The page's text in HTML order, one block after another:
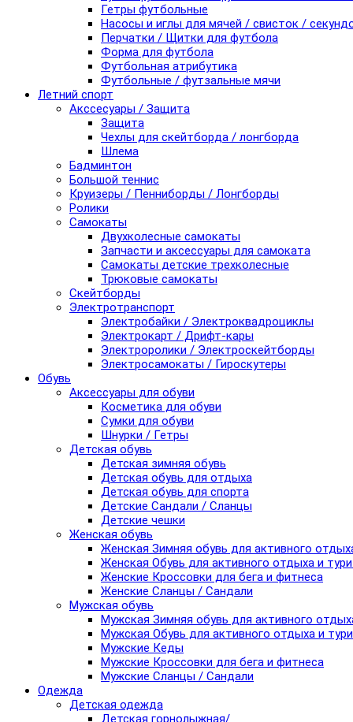
Гетры футбольные
Насосы и иглы для мячей / свисток /
Перчатки / Щитки для футбола
Форма для футбола
Футбольная атрибутика
Футбольные / футзальные мячи
Летний спорт
Акссесуары / Защита
Защита
Чехлы для скейтборда / лонгборда
Шлема
Бадминтон
Большой теннис
Круизеры / Пенниборды / Лонгборды
Ролики
Самокаты
Двухколесные самокаты
Запчасти и аксессуары для самоката
Самокаты детские трехколесные
Трюковые самокаты
Скейтборды
Электротранспорт
Электробайки / Электроквадроциклы
Электрокарт / Дрифт-кары
Электроролики / Электроскейтборды
Электросамокаты / Гироскутеры
Обувь
Аксессуары для обуви
Косметика для обуви
Сумки для обуви
Шнурки / Гетры
Детская обувь
Детская зимняя обувь
Детская обувь для отдыха
Детская обувь для спорта
Детские Сандали / Сланцы
Детские чешки
Женская обувь
Женская Зимняя обувь для активного
Женская Обувь для активного отдыха и
Женские Кроссовки для бега и фитнеса
Женские Сланцы / Сандали
Мужская обувь
Мужская Зимняя обувь для активного
Мужская Обувь для активного отдыха и
Мужские Кеды
Мужские Кроссовки для бега и фитнеса
Мужские Сланцы / Сандали
Одежда
Детская одежда
Детская горнолыжная/